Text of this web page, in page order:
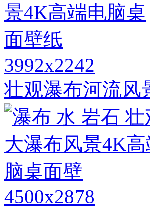
3992x2242
壮观瀑布河流风
4500x2878